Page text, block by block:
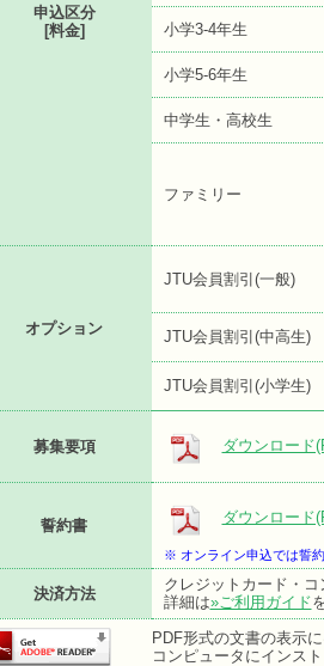
申込区分
[料金]
小学3-4年生
小学5-6年生
中学生・高校生
ファミリー
オプション
JTU会員割引(一般)
JTU会員割引(中高生)
JTU会員割引(小学生)
募集要項 ダウンロード
誓約書 ダウンロード
※ オンライン申込では誓
決済方法
クレジットカード・
詳細は»ご利用ガイド
PDF形式の文書の表示
コンピュータにインス